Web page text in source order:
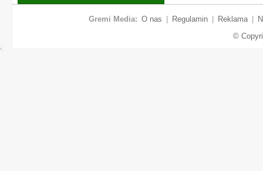
Gremi Media: O nas Regulamin Reklama
©